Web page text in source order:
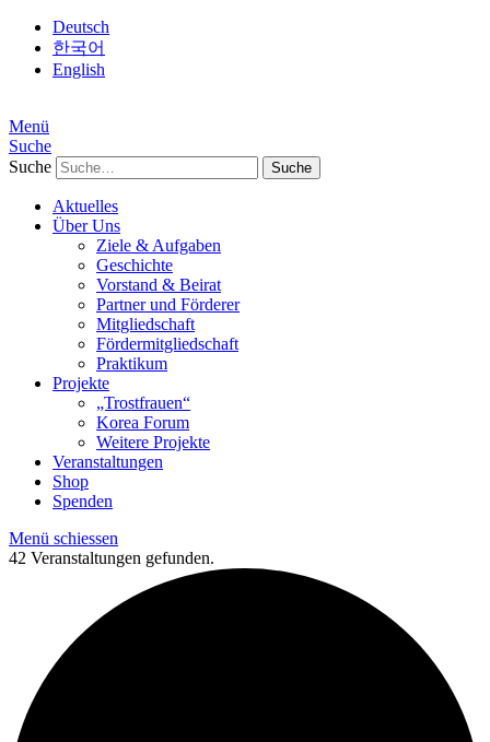
Deutsch
한국어
English
Menü
Suche
Suche
Aktuelles
Über Uns
Ziele & Aufgaben
Geschichte
Vorstand & Beirat
Partner und Förderer
Mitgliedschaft
Fördermitgliedschaft
Praktikum
Projekte
„Trostfrauen“
Korea Forum
Weitere Projekte
Veranstaltungen
Shop
Spenden
Menü schiessen
42 Veranstaltungen gefunden.